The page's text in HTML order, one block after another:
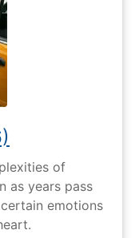
of
as years pass
emotions